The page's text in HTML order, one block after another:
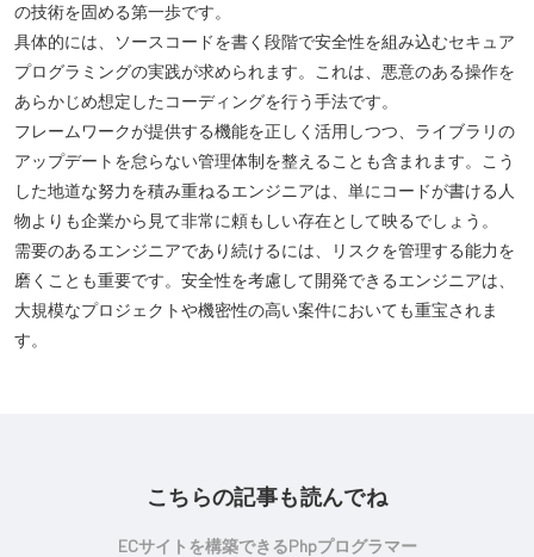
の技術を固める第一歩です。
具体的には、ソースコードを書く段階で安全性を組み込むセキュア
プログラミングの実践が求められます。これは、悪意のある操作を
あらかじめ想定したコーディングを行う手法です。
フレームワークが提供する機能を正しく活用しつつ、ライブラリの
アップデートを怠らない管理体制を整えることも含まれます。こう
した地道な努力を積み重ねるエンジニアは、単にコードが書ける人
物よりも企業から見て非常に頼もしい存在として映るでしょう。
需要のあるエンジニアであり続けるには、リスクを管理する能力を
磨くことも重要です。安全性を考慮して開発できるエンジニアは、
大規模なプロジェクトや機密性の高い案件においても重宝されま
す。
こちらの記事も読んでね
ECサイトを構築できるphpプログラマー